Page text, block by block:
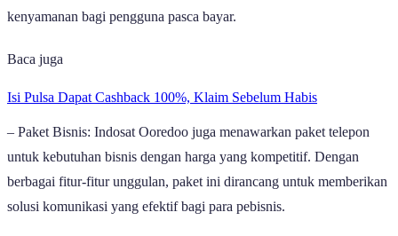
kenyamanan bagi pengguna pasca bayar.
Baca juga
Isi Pulsa Dapat Cashback 100%, Klaim Sebelum Habis
– Paket Bisnis: Indosat Ooredoo juga menawarkan paket telepon
untuk kebutuhan bisnis dengan harga yang kompetitif. Dengan
berbagai fitur-fitur unggulan, paket ini dirancang untuk memberikan
solusi komunikasi yang efektif bagi para pebisnis.